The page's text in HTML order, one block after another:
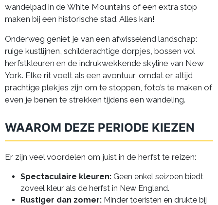
wandelpad in de White Mountains of een extra stop
maken bij een historische stad. Alles kan!
Onderweg geniet je van een afwisselend landschap:
ruige kustlijnen, schilderachtige dorpjes, bossen vol
herfstkleuren en de indrukwekkende skyline van New
York. Elke rit voelt als een avontuur, omdat er altijd
prachtige plekjes zijn om te stoppen, foto’s te maken of
even je benen te strekken tijdens een wandeling.
WAAROM DEZE PERIODE KIEZEN
Er zijn veel voordelen om juist in de herfst te reizen:
Spectaculaire kleuren: Geen enkel seizoen biedt
zoveel kleur als de herfst in New England.
Rustiger dan zomer: Minder toeristen en drukte bij